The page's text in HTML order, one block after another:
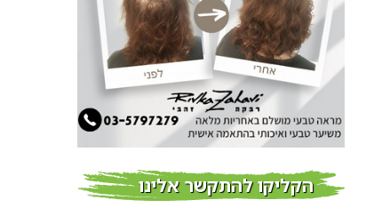
צמידי שיער – המומחים
לצמידי שיער ברמת השרון
חדשות
פרוברי PROBERRY מוצרי
שיער מבוססי גוג’י ברי
חדש על המדף
הקליקו להתקשר אלינו